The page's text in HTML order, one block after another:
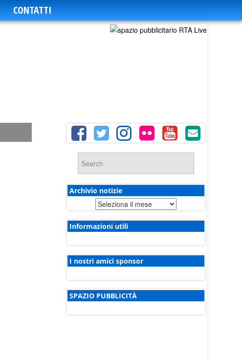
CONTATTI
Archivio notizie
Archivio
Informazioni utili
I nostri amici sponsor
SPAZIO PUBBLICITÀ